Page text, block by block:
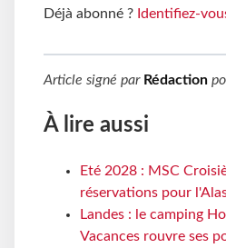
Déjà abonné ? Identifiez-
Article signé par Rédaction
À lire aussi
Eté 2028 : MSC
réservations pour
Landes : le camping
Vacances rouvre ses